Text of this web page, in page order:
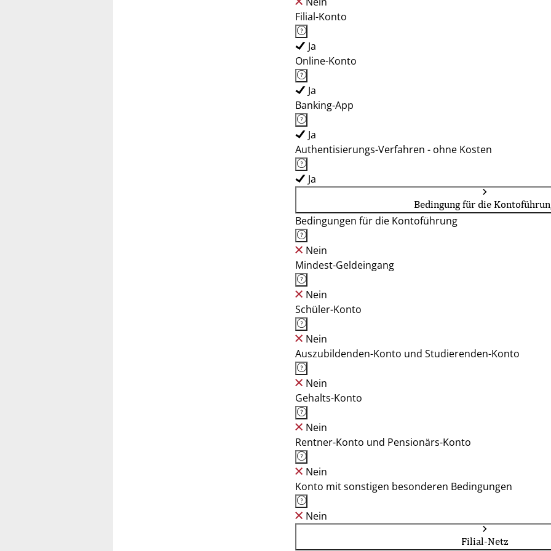
Filial-Konto
Ja
Online-Konto
Ja
Banking-App
Ja
Authentisierungs-Verfahren - ohne Kosten
Ja
Bedingung für die
Bedingungen für die Kontoführung
Nein
Mindest-Geldeingang
Nein
Schüler-Konto
Nein
Auszubildenden-Konto und Studierenden-Konto
Nein
Gehalts-Konto
Nein
Rentner-Konto und Pensionärs-Konto
Nein
Konto mit sonstigen besonderen Bedingungen
Nein
Filial-Netz